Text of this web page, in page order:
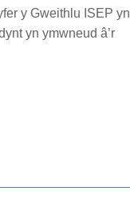
y Gweithlu ISEP yn
yn ymwneud â’r